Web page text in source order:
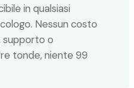
in qualsiasi
Nessun costo
supporto o
tonde, niente 99